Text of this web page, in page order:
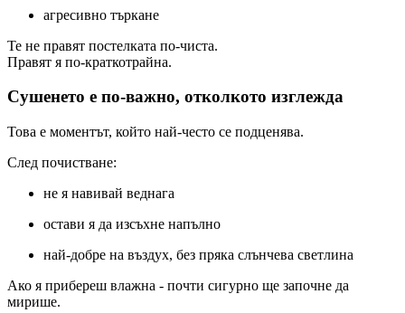
агресивно търкане
Те не правят постелката по-чиста.
Правят я по-краткотрайна.
Сушенето е по-важно, отколкото изглежда
Това е моментът, който най-често се подценява.
След почистване:
не я навивай веднага
остави я да изсъхне напълно
най-добре на въздух, без пряка слънчева светлина
Ако я прибереш влажна - почти сигурно ще започне да
мирише.